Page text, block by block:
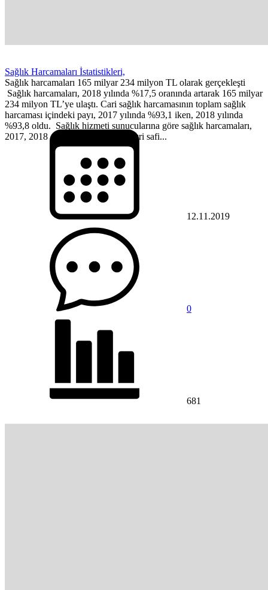
Sağlık Harcamaları İstatistikleri,
Sağlık harcamaları 165 milyar 234 milyon TL olarak gerçekleşti
Sağlık harcamaları, 2018 yılında %17,5 oranında artarak 165 milyar
234 milyon TL’ye ulaştı. Cari sağlık harcamasının toplam sağlık
harcaması içindeki payı, 2017 yılında %93,1 iken, 2018 yılında
%93,8 oldu. Sağlık hizmeti sunucularına göre sağlık harcamaları,
2017, 2018 Sağlık harcamaları gayri safi...
12.11.2019
0
681